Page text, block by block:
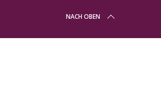
NACH OBEN